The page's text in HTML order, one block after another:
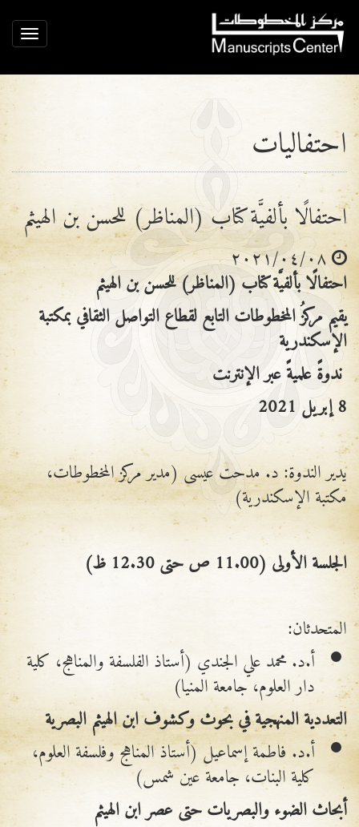
احتفاليات
احتفالًا بألفيَّة كتاب (المناظر) للحسن بن الهيثم
٢٠٢١/٠٤/٠٨
احتفالًا بألفيَّة كتاب (المناظر) للحسن بن الهيثم
يقيم مركزُ المخطوطات التابع لقطاع التواصل الثقافي بمكتبة
الإسكندرية
ندوةً علميةً عبر الإنترنت
8 إبريل 2021
يدير الندوة: د. مدحت عيسى (مدير مركز المخطوطات،
مكتبة الإسكندرية)
الجلسة الأولى (11.00 ص حتى 12.30 ظ)
المتحدثان:
أ.د. محمد علي الجندي (أستاذ الفلسفة والمناهج، كلية
دار العلوم، جامعة المنيا)
التعددية المنهجية في بحوث وكشوف ابن الهيثم البصرية
أ.د. فاطمة إسماعيل (أستاذ المناهج وفلسفة العلوم،
كلية البنات، جامعة عين شمس)
أبحاث الضوء والبصريات حتى عصر ابن الهيثم